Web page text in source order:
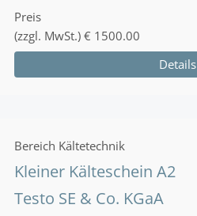
Preis
(zzgl. MwSt.) € 1500.00
Details
Bereich Kältetechnik
Kleiner Kälteschein A2
Testo SE & Co. KGaA